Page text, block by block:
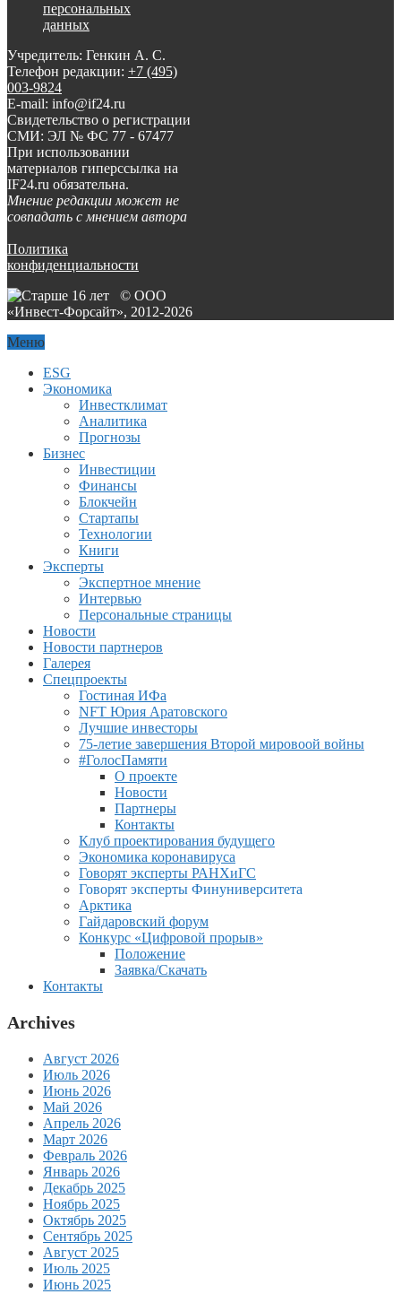
персональных
данных
Учредитель: Генкин А. С.
Телефон редакции: +7 (495)
003-9824
E-mail: info@if24.ru
Свидетельство о регистрации
СМИ: ЭЛ № ФС 77 - 67477
При использовании
материалов гиперссылка на
IF24.ru обязательна.
Мнение редакции может не
совпадать с мнением автора
Политика
конфиденциальности
© ООО
«Инвест-Форсайт», 2012-2026
Меню
ESG
Экономика
Инвестклимат
Аналитика
Прогнозы
Бизнес
Инвестиции
Финансы
Блокчейн
Стартапы
Технологии
Книги
Эксперты
Экспертное мнение
Интервью
Персональные страницы
Новости
Новости партнеров
Галерея
Спецпроекты
Гостиная ИФа
NFT Юрия Аратовского
Лучшие инвесторы
75-летие завершения Второй мировоой войны
#ГолосПамяти
О проекте
Новости
Партнеры
Контакты
Клуб проектирования будущего
Экономика коронавируса
Говорят эксперты РАНХиГС
Говорят эксперты Финуниверситета
Арктика
Гайдаровский форум
Конкурс «Цифровой прорыв»
Положение
Заявка/Скачать
Контакты
Archives
Август 2026
Июль 2026
Июнь 2026
Май 2026
Апрель 2026
Март 2026
Февраль 2026
Январь 2026
Декабрь 2025
Ноябрь 2025
Октябрь 2025
Сентябрь 2025
Август 2025
Июль 2025
Июнь 2025